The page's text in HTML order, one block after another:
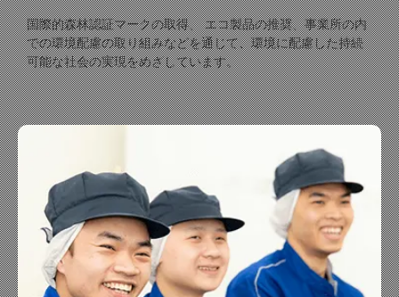
国際的森林認証マークの取得、 エコ製品の推奨、事業所の内
での環境配慮の取り組みなどを通じて、環境に配慮した持続
可能な社会の実現をめざしています。